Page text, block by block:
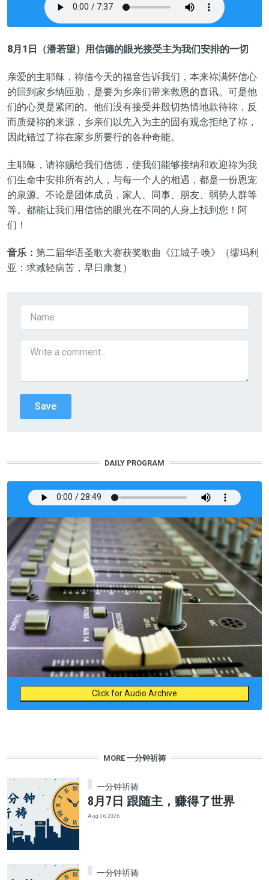
8月1日（潘若望）用信德的眼光接受主为我们安排的一切
亲爱的主耶稣，祢借今天的福音告诉我们，本来祢满怀信心
的回到家乡纳匝肋，是要为乡亲们带来救恩的喜讯。可是他
们的心灵是紧闭的。他们没有接受并殷切热情地款待祢，反
而质疑祢的来源，乡亲们以先入为主的固有观念拒绝了祢，
因此错过了祢在家乡所要行的各种奇能。
主耶稣，请祢赐给我们信德，使我们能够接纳和欢迎祢为我
们生命中安排所有的人，与每一个人的相遇，都是一份恩宠
的泉源。不论是团体成员，家人、同事、朋友、弱势人群等
等。都能让我们用信德的眼光在不同的人身上找到您！阿
们！
音乐： 第二届华语圣歌大赛获奖歌曲《江城子·唤》
（缪玛利
亚：求减轻病苦，早日康复）
DAILY PROGRAM
Click for Audio Archive
MORE 一分钟祈祷
一分钟祈祷
8月7日 跟随主，赚得了世界
Aug 06, 2026
一分钟祈祷